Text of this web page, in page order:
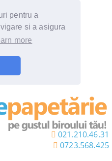
pentru a
si a asigura
more
021.210.46.31
0723.568.425